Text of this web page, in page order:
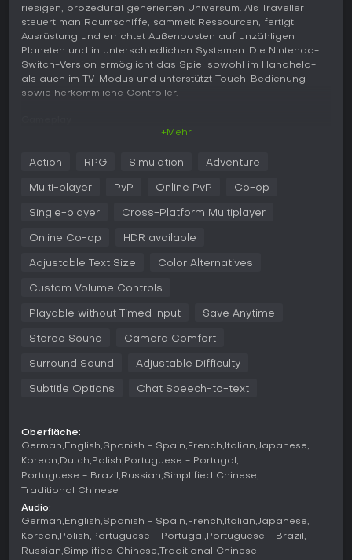
riesigen, prozedural generierten Universum. Als Traveller
steuert man Raumschiffe, sammelt Ressourcen, fertigt
Ausrüstung und errichtet Außenposten auf unzähligen
Planeten und in unterschiedlichen Systemen. Die Nintendo-
Switch-Version ermöglicht das Spiel sowohl im Handheld-
als auch im TV-Modus und unterstützt Touch-Bedienung
sowie herkömmliche Controller.
Management von Sauerstoff, Schutzsystemen und Treibstoff.
Mit dem Multi-Tool lassen sich Ressourcen effizienter
Raumschiffe für schnellere Reisen und besseren Kampf
Farmen und Lager, die dauerhaft bestehen bleiben. Die
Völkern, antiken Artefakten und der rätselhaften Atlas-Entität.
Auf der Switch wurden die Systeme an die portable Nutzung
Funktionen für Menüs und Scans.
Ressourcenmanagement ist eng mit dem Fortschritt
veredelt, Waren an Raumstationen gehandelt und die Flotte
ermöglichen. Durch das Loggen von Entdeckungen werden
bietet aber optionale Multiplayer-Funktionen für gemeinsame
Entdeckungen und Expeditionen bei Online-Verbindung.
Spielmodi
Normal-Modus bleibt das ausgewogene Verhältnis von
Survival-Elementen und Freiheit erhalten. Der Creative-
Modus entfernt Ressourcenbeschränkungen und Gefahren
für uneingeschränktes Bauen und Erkunden. Survival erhöht
+Mehr
Action RPG Simulation Adventure
Multi-player PvP Online PvP Co-op
Single-player Cross-Platform Multiplayer
Online Co-op HDR available
Adjustable Text Size Color Alternatives
Custom Volume Controls
Playable without Timed Input Save Anytime
Stereo Sound Camera Comfort
Surround Sound Adjustable Difficulty
Subtitle Options Chat Speech-to-text
Oberfläche:
German English Spanish - Spain French Italian Japanese
Korean Dutch Polish Portuguese - Portugal
Portuguese - Brazil
Russian Simplified Chinese
Traditional Chinese
Audio:
German English Spanish - Spain French Italian Japanese
Korean Polish Portuguese - Portugal
Portuguese - Brazil
Russian Simplified Chinese Traditional Chinese